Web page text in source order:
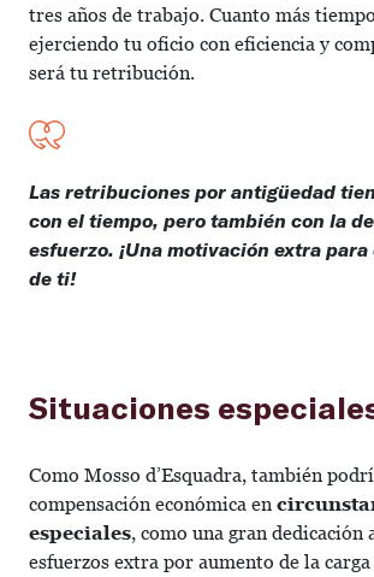
tres años de trabajo. Cuanto más
ejerciendo tu oficio con eficiencia y
será tu retribución.
Las retribuciones por antigüedad
con el tiempo, pero también con la
esfuerzo. ¡Una motivación extra
de ti!
Situaciones
Como Mosso d’Esquadra, también
compensación económica en
especiales, como una gran dedicación
esfuerzos extra por aumento de la